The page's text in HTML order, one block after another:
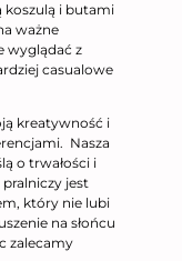
koszulą i butami
ważne
wyglądać z
casualowe
kreatywność i
Nasza
o trwałości i
jest
który nie lubi
na słońcu
zalecamy